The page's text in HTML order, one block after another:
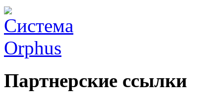
Партнерские ссылки